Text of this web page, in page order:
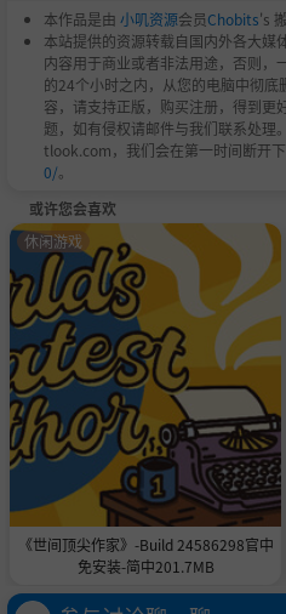
本作品是由 小叽资源会员Chobits's
本站提供的资源转载自国内外各大媒
内容用于商业或者非法用途，否则，
的24个小时之内，从您的电脑中彻
容，请支持正版，购买注册，得到更
题，如有侵权请邮件与我们联系处
tlook.com，我们会在第一时间断开
0/。
或许您会喜欢
《世间顶尖作家》-Build 24586298官中
免安装-简中201.7MB
休闲游戏